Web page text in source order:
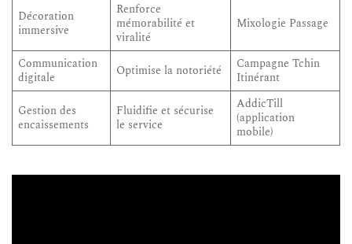
Décoration
immersive
Renforce
mémorabilité et
viralité
Mixologie Passage
Communication
digitale
Optimise la notoriété
Campagne Tchin
Itinérant
Gestion des
encaissements
Fluidifie et sécurise
le service
AddicTill
(application
mobile)